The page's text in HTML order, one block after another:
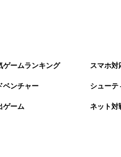
ゲームランキング スマホ対
ベンチャー シューテ
ゲーム ネット対